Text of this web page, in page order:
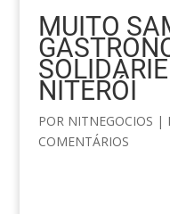
MUITO
NITERÓI
POR NITNEGOCIOS |
COMENTÁRIOS